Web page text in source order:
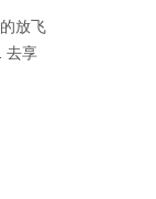
放飞
去享